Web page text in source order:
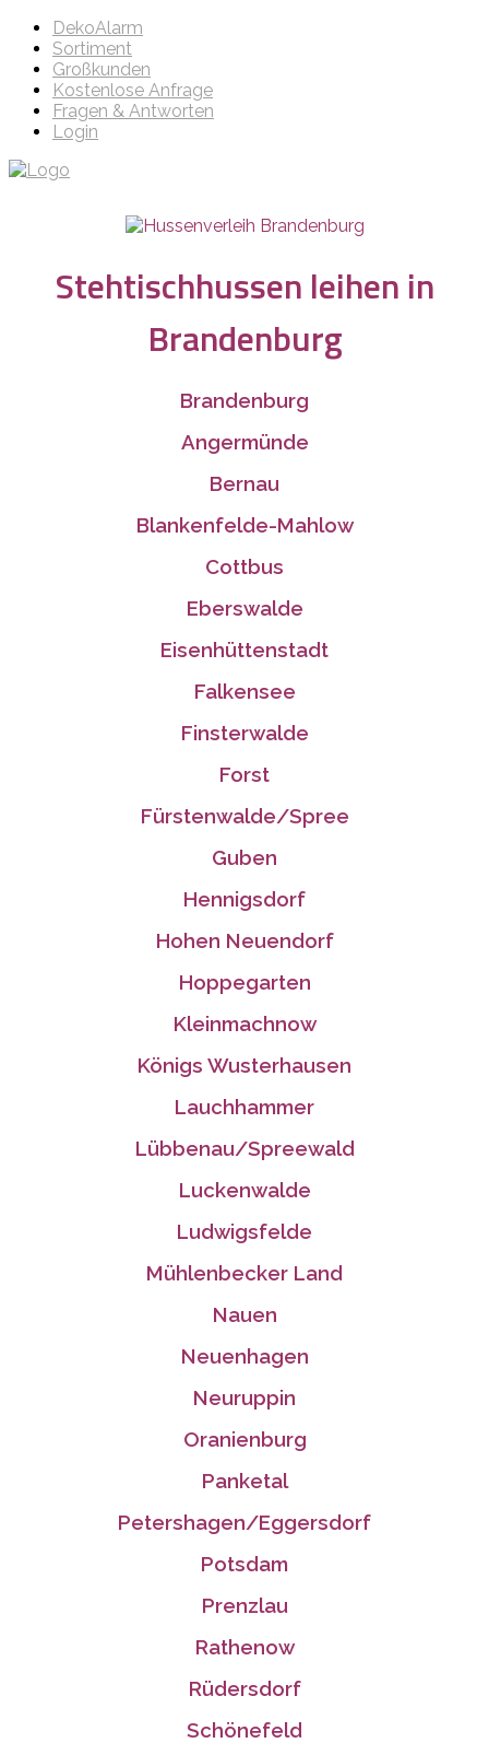
DekoAlarm
Sortiment
Großkunden
Kostenlose Anfrage
Fragen & Antworten
Login
Stehtischhussen leihen in
Brandenburg
Brandenburg
Angermünde
Bernau
Blankenfelde-Mahlow
Cottbus
Eberswalde
Eisenhüttenstadt
Falkensee
Finsterwalde
Forst
Fürstenwalde/Spree
Guben
Hennigsdorf
Hohen Neuendorf
Hoppegarten
Kleinmachnow
Königs Wusterhausen
Lauchhammer
Lübbenau/Spreewald
Luckenwalde
Ludwigsfelde
Mühlenbecker Land
Nauen
Neuenhagen
Neuruppin
Oranienburg
Panketal
Petershagen/Eggersdorf
Potsdam
Prenzlau
Rathenow
Rüdersdorf
Schönefeld